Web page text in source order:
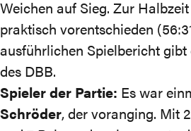
Weichen auf Sieg. Zur
praktisch vorentschieden
ausführlichen Spielberichtgibt
des DBB.
Spieler der Partie: Es war
Schröder, der voranging. Mit